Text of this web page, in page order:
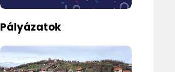
Pályázatok